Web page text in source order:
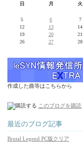
日 月 火
5
6 7
12
13 14
19
20 21
26
27 28
作成した曲等はこちらから
このブログを購読
最近のブログ記事
Brutal Legend PC版クリア